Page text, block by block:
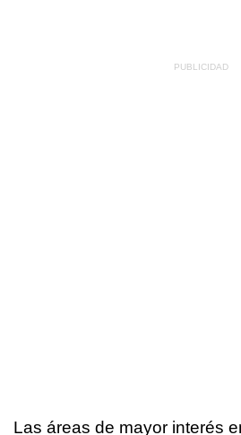
Las áreas de mayor interés